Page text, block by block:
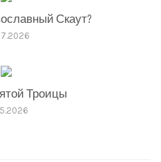
Скаут?
Троицы